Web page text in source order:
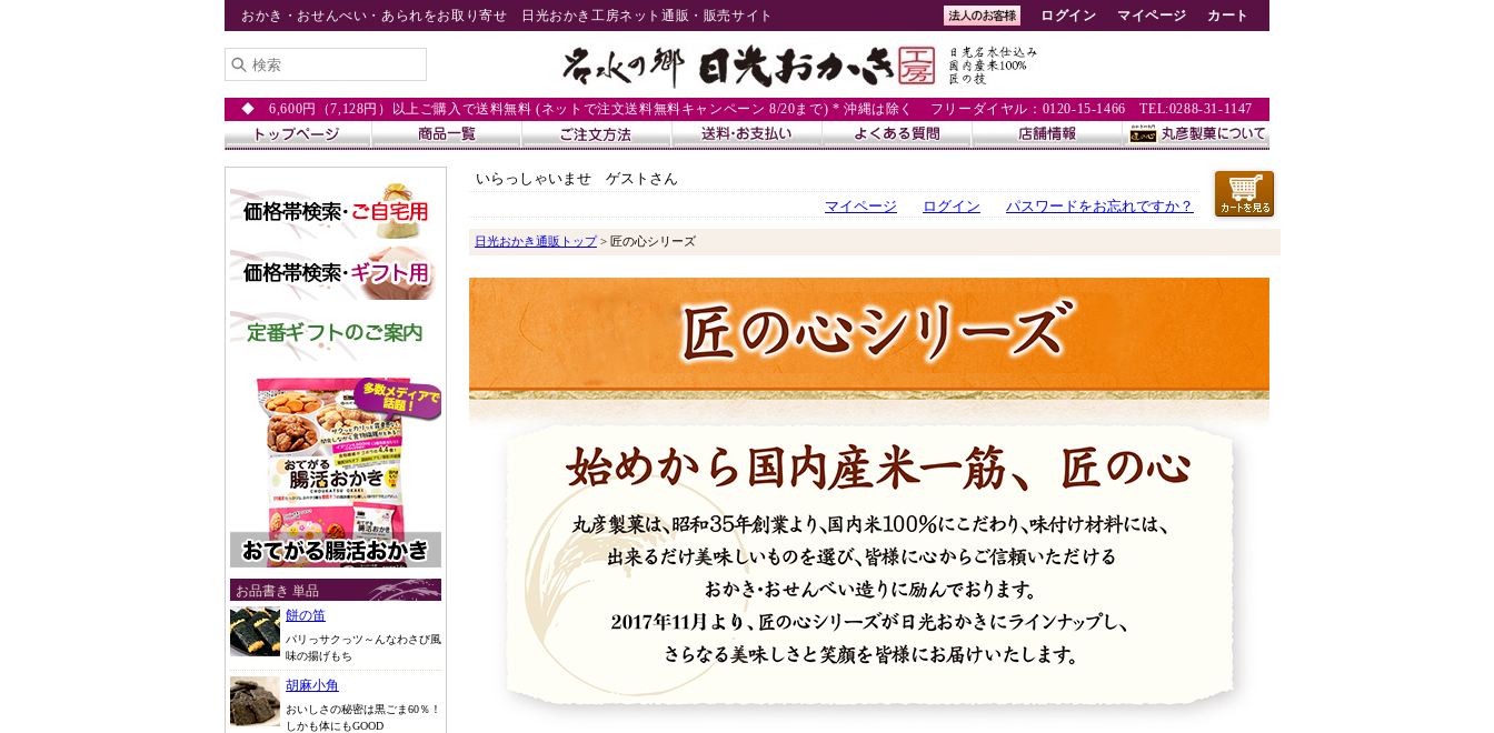
おかき・おせんべい・あられをお取り寄せ 日光おかき工房ネット通販・販売サイト ログイン マイページ カート
◆ 6,600円（7,128円）以上ご購入で送料無料 (ネットで注文送料無料キャンペーン 8/20まで) * 沖縄は除く フリーダイヤル：0120-15-1466 TEL:0288-31-1147
お品書き 単品
餅の笛
パリっサクっツ～んなわさび風
味の揚げもち
胡麻小角
おいしさの秘密は黒ごま60％！
しかも体にもGOOD
いらっしゃいませ ゲストさん
マイページ
ログイン パスワードをお忘れですか？
日光おかき通販トップ> 匠の心シリーズ